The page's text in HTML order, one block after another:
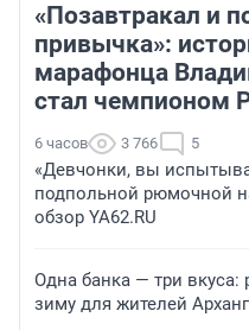
«Позавтракал и
привычка»:
марафонца
стал чемпионом
6 часов 3 766 5
«Девчонки, вы
подпольной рюмочной
обзор YA62.RU
Одна банка — три вкуса:
зиму для жителей